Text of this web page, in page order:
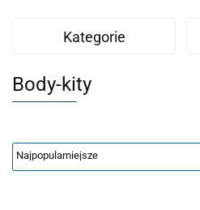
Kategorie
Body-kity